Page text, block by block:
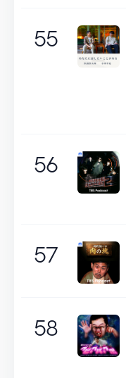
55
56
57
58